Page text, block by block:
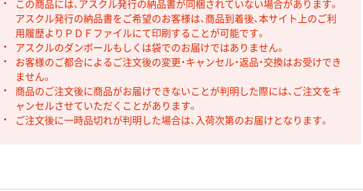
この商品には、アスクル発行の納品書が同梱されていない場合があります。
アスクル発行の納品書をご希望のお客様は、商品到着後、本サイト上のご利
用履歴よりＰＤＦファイルにて印刷することが可能です。
アスクルのダンボールもしくは袋でのお届けではありません。
お客様のご都合によるご注文後の変更・キャンセル・返品・交換はお受けでき
ません。
商品のご注文後に商品がお届けできないことが判明した際には、ご注文をキ
ャンセルさせていただくことがあります。
ご注文後に一時品切れが判明した場合は、入荷次第のお届けとなります。